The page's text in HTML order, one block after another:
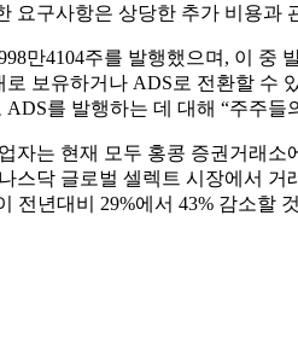
요구사항은 상당한 추가 비용과
만4104주를 발행했으며, 이 중
보유하거나 ADS로 전환할 수
를 발행하는 데 대해 “주주들
자는 현재 모두 홍콩 증권거래
스닥 글로벌 셀렉트 시장에서
전년대비 29%에서 43% 감소할